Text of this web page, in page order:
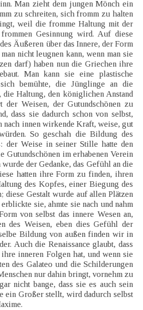
Man zieht dem jungen Mönch ein
zu schreiten, sich fromm zu halten
weil die fromme Haltung mit der
Gesinnung wird. Auf diese
Äußeren über das Innere, der Form
nicht leugnen kann, wenn man sie
darf) haben nun die Griechen ihre
Man kann sie eine plastische
bemühte, die Jünglinge an die
die Haltung, den königlichen Anstand
Weisen, der Gutundschönen zu
dass sie dadurch schon von selbst,
nach innen wirkende Kraft, weise, gut
So geschah die Bildung des
der Weise in seiner Stille hatte den
Gutundschönen im erhabenen Verein
der Gedanke, das Gefühl an die
hatten ihre Form zu finden, ihren
des Kopfes, einer Biegung des
diese Gestalt wurde auf allen Plätzen
sie, ahmte sie nach und nahm
von selbst das innere Wesen an,
des Weisen, eben dies Gefühl der
Bildung von außen finden wir in
Auch die Renaissance glaubt, dass
inneren Folgen hat, und wenn sie
des Galateo und die Schilderungen
nur dahin bringt, vornehm zu
nicht bange, dass sie es auch sein
ein Großer stellt, wird dadurch selbst